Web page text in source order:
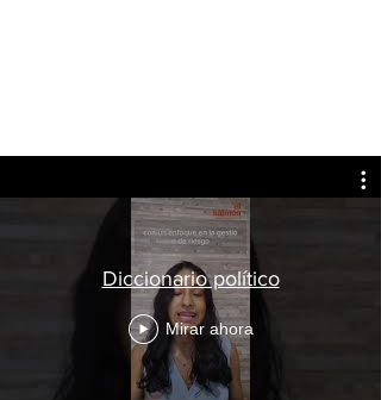
Diccionario político
Mirar ahora